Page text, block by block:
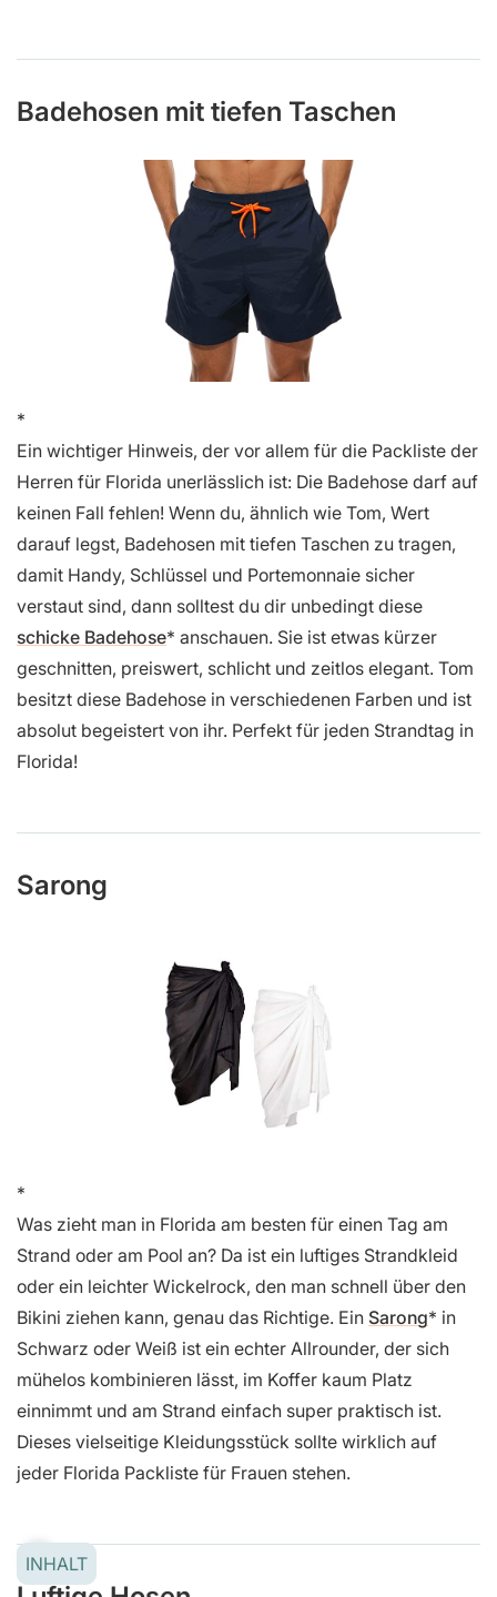
Badehosen mit tiefen Taschen
Ein wichtiger Hinweis, der vor allem für die Packliste der
Herren für Florida unerlässlich ist: Die Badehose darf auf
keinen Fall fehlen! Wenn du, ähnlich wie Tom, Wert
darauf legst, Badehosen mit tiefen Taschen zu tragen,
damit Handy, Schlüssel und Portemonnaie sicher
verstaut sind, dann solltest du dir unbedingt diese
schicke Badehose anschauen. Sie ist etwas kürzer
geschnitten, preiswert, schlicht und zeitlos elegant. Tom
besitzt diese Badehose in verschiedenen Farben und ist
absolut begeistert von ihr. Perfekt für jeden Strandtag in
Florida!
Sarong
Was zieht man in Florida am besten für einen Tag am
Strand oder am Pool an? Da ist ein luftiges Strandkleid
oder ein leichter Wickelrock, den man schnell über den
Bikini ziehen kann, genau das Richtige. Ein Sarong
in
Schwarz oder Weiß ist ein echter Allrounder, der sich
mühelos kombinieren lässt, im Koffer kaum Platz
einnimmt und am Strand einfach super praktisch ist.
Dieses vielseitige Kleidungsstück sollte wirklich auf
jeder Florida Packliste für Frauen stehen.
INHALT